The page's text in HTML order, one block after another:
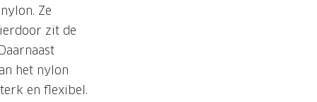
Ze
zit de
het nylon
en flexibel.